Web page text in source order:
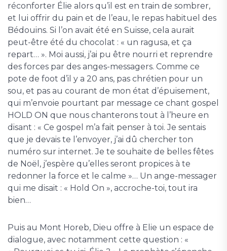
réconforter Élie alors qu’il est en train de sombrer,
et lui offrir du pain et de l’eau, le repas habituel des
Bédouins. Si l’on avait été en Suisse, cela aurait
peut-être été du chocolat : « un ragusa, et ça
repart… ». Moi aussi, j’ai pu être nourri et reprendre
des forces par des anges-messagers. Comme ce
pote de foot d’il y a 20 ans, pas chrétien pour un
sou, et pas au courant de mon état d’épuisement,
qui m’envoie pourtant par message ce chant gospel
HOLD ON que nous chanterons tout à l’heure en
disant : « Ce gospel m’a fait penser à toi. Je sentais
que je devais te l’envoyer, j’ai dû chercher ton
numéro sur internet. Je te souhaite de belles fêtes
de Noël, j’espère qu’elles seront propices à te
redonner la force et le calme »… Un ange-messager
qui me disait : « Hold On », accroche-toi, tout ira
bien…
Puis au Mont Horeb, Dieu offre à Elie un espace de
dialogue, avec notamment cette question : «